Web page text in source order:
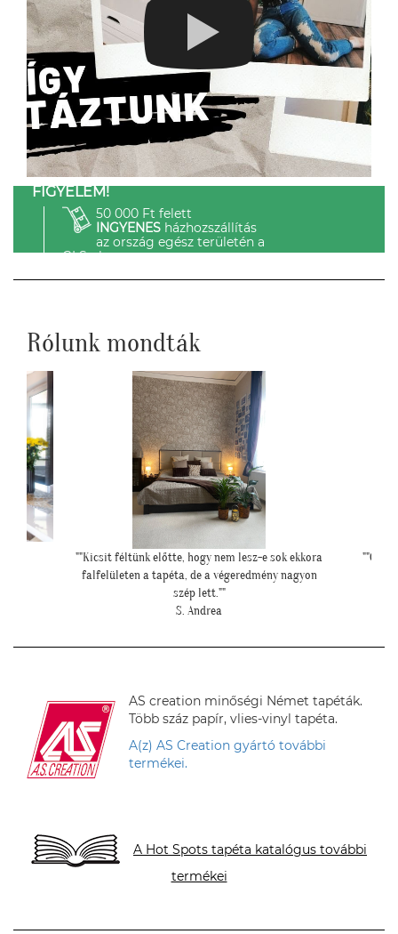
FIGYELEM!
50 000 Ft felett
INGYENESházhozszállítás
az ország egész területén a
GLS-el.
Rólunk mondták
""Csatolok pár képet a dzsungeles sarokról!""
K. Laura
AS creation minőségi Német tapéták.
Több száz papír, vlies-vinyl tapéta.
A(z) AS Creation gyártó további
termékei.
A Hot Spots tapéta katalógus további
termékei